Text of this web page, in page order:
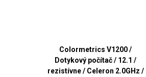
Colormetrics V1200 /
Dotykový počítač / 12.1 /
rezistívne / Celeron 2.0GHz /